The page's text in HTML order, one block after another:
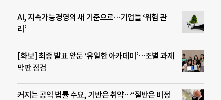
AI, 지속가능경영의 새 기준으로…기업들 ‘위험 관
리’
[화보] 최종 발표 앞둔 ‘유일한 아카데미’…조별 과제
막판 점검
커지는 공익 법률 수요, 기반은 취약…“절반은 비정